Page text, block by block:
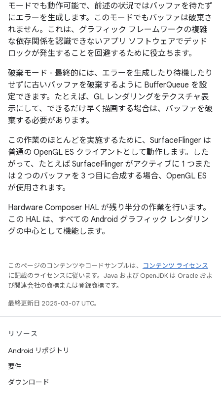
モードでも動作可能で、前述の状況ではバッファを待たず
にエラーを生成します。
このモードでもバッファは破棄さ
れません。これは、グラフィック フレームワークの複雑
な依存関係を認識できないアプリ ソフトウェアでデッド
ロックが発生することを回避するために役立ちます。
破棄モード - 最終的には、エラーを生成したり待機したり
せずに古いバッファを破棄するように BufferQueue を設
定できます。 たとえば、GL レンダリングをテクスチャ表
示にして、できるだけ早く描画する場合は、バッファを破
棄する必要があります。
この作業のほとんどを実施するために、SurfaceFlinger は
普通の OpenGL ES クライアントとして動作します。した
がって、たとえば SurfaceFlinger がアクティブに 1 つまた
は 2 つのバッファを 3 つ目に合成する場合、OpenGL ES
が使用されます。
Hardware Composer HAL が残り半分の作業を行います。
この HAL は、すべての Android グラフィック レンダリン
グの中心として機能します。
このページのコンテンツやコードサンプルは、
コンテンツ ライセンス
に記載のライセンスに従います。Java および OpenJDK は Oracle およ
び関連会社の商標または登録商標です。
最終更新日 2025-03-07 UTC。
リソース
Android リポジトリ
要件
ダウンロード